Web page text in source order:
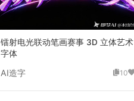
镭射电光联动笔画赛事 3D 立体艺术
字体
AI造字 10